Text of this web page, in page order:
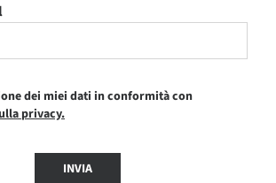
dei miei dati in conformità con
privacy.
INVIA